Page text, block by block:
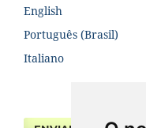
English
Português (Brasil)
Italiano